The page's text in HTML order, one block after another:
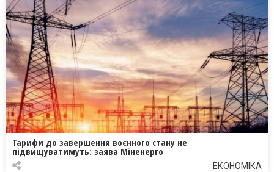
Тарифи до завершення воєнного стану не
підвищуватимуть: заява Міненерго
ЕКОНОМІКА